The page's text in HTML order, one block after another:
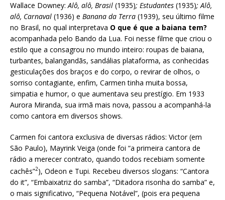
Wallace Downey:Alô, alô, Brasil (1935); Estudantes (1935); Alô,
alô, Carnaval (1936) e Banana da Terra (1939), seu último filme
no Brasil, no qual interpretava O que é que a baiana tem?
acompanhada pelo Bando da Lua. Foi nesse filme que criou o
estilo que a consagrou no mundo inteiro: roupas de baiana,
turbantes, balangandãs, sandálias plataforma, as conhecidas
gesticulações dos braços e do corpo, o revirar de olhos, o
sorriso contagiante, enfim, Carmen tinha muita bossa,
simpatia e humor, o que aumentava seu prestígio. Em 1933
Aurora Miranda, sua irmã mais nova, passou a acompanhá-la
como cantora em diversos shows.
Carmen foi cantora exclusiva de diversas rádios: Victor (em
São Paulo), Mayrink Veiga (onde foi “a primeira cantora de
rádio a merecer contrato, quando todos recebiam somente
cachês”2), Odeon e Tupi. Recebeu diversos slogans: “Cantora
do it”, “Embaixatriz do samba”, “Ditadora risonha do samba” e,
o mais significativo, “Pequena Notável”, (pois era pequena